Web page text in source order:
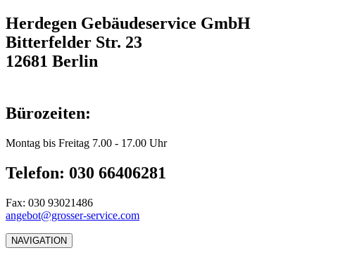
Herdegen Gebäudeservice GmbH
Bitterfelder Str. 23
12681 Berlin
Bürozeiten:
Montag bis Freitag 7.00 - 17.00 Uhr
Telefon: 030 66406281
Fax: 030 93021486
angebot@grosser-service.com
NAVIGATION